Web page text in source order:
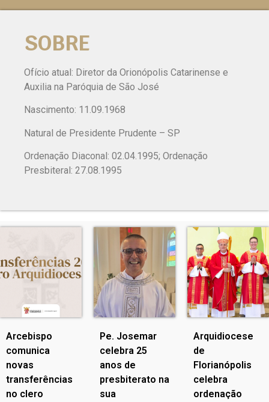
SOBRE
Ofício atual: Diretor da Orionópolis Catarinense e
Auxilia na Paróquia de São José
Nascimento: 11.09.1968
Natural de Presidente Prudente – SP
Ordenação Diaconal: 02.04.1995; Ordenação
Presbiteral: 27.08.1995
Arcebispo
comunica
novas
transferências
no clero
Pe. Josemar
celebra 25
anos de
presbiterato na
sua
Arquidiocese
de
Florianópolis
celebra
ordenação